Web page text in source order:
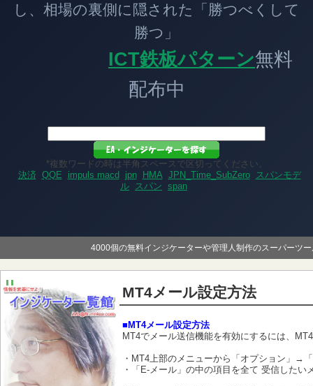
し、相場の裏側に隠された「勝つべくして
勝つ」
ICT鉄板パターン無料
配布中
*複数ワードの時は半角スペースで区切ってください。
決済 QQE impuls macd jpn HMA JPN_Time_SubZero
スパンモデ
ル
スパン span
4000個の無料インジケーターや管理人制作のスーパーツ
MT4メール設定方法
■MT4メール設定方法
MT4でメール送信機能を有効にするには、
・MT4上部のメニューから「オプション」→
・「E-メール」の中の項目を全て 受信した